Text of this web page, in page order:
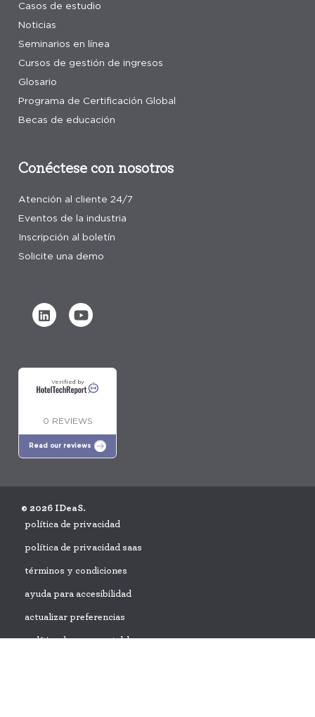
Casos de estudio
Noticias
Seminarios en línea
Cursos de gestión de ingresos
Glosario
Programa de Certificación Global
Becas de educación
Conéctese con nosotros
Atención al cliente 24/7
Eventos de la industria
Inscripción al boletín
Solicite una demo
Verified by
0 REVIEWS
Read our reviews
© 2026 IDeaS.
política de privacidad
política de privacidad saas
términos y condiciones
ayuda para accesibilidad
actualizar preferencias
política de uso aceptable